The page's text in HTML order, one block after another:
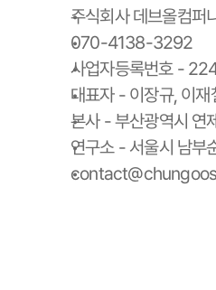
주식회사 데브올컴퍼
070-4138-3292
사업자등록번호 -
대표자 - 이장규, 이재
본사 - 부산광역시
연구소 - 서울시 남